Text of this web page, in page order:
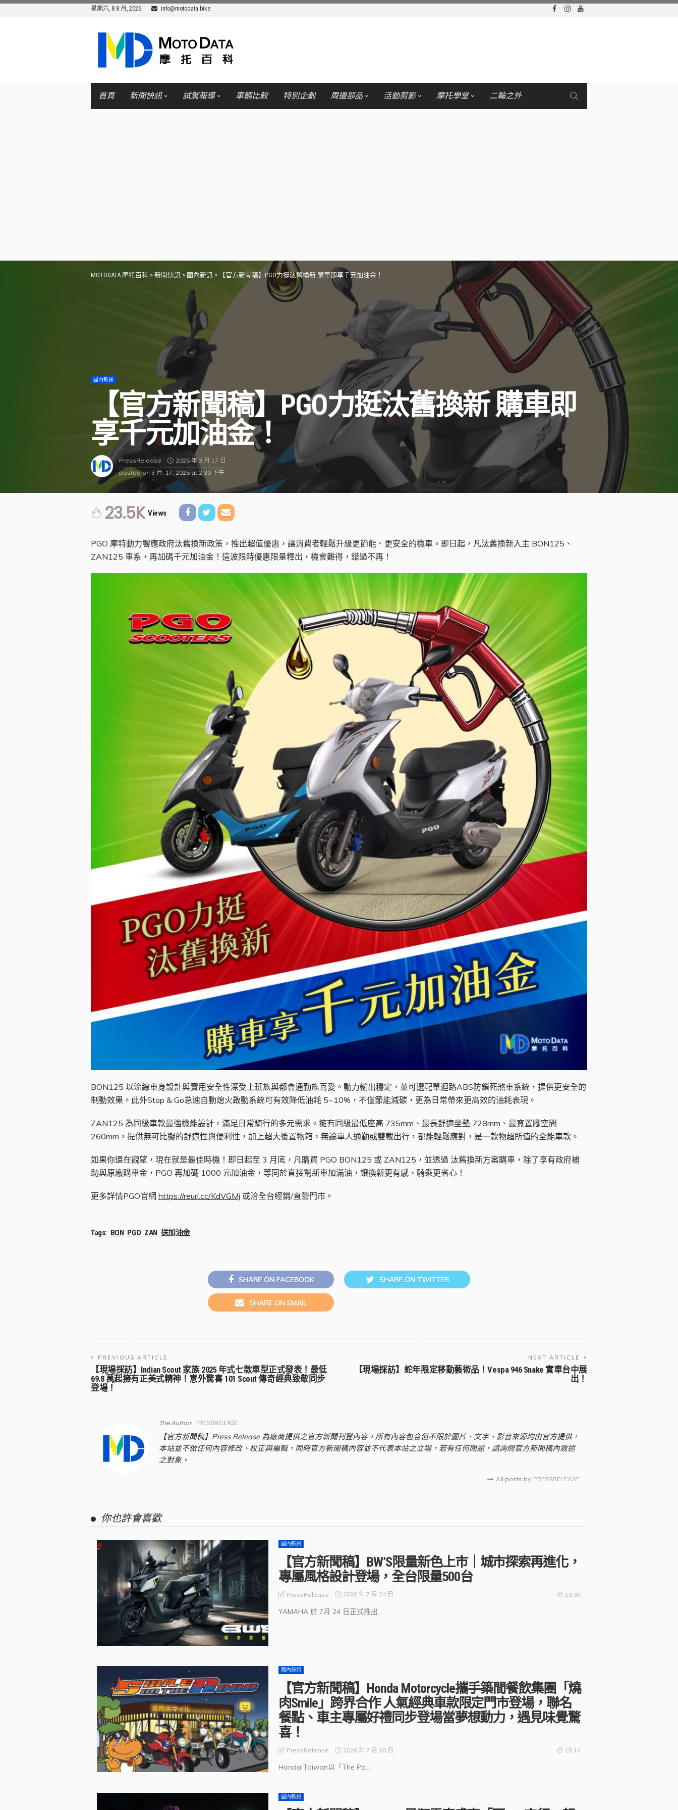
星期六, 8 8 月, 2026 info@motodata.bike
首頁 新聞快訊 試駕報導 車輛比較 特別企劃 周邊部品 活動剪影 摩托學堂 二輪之外
MOTODATA 摩托百科 > 新聞快訊 > 國內新訊 > 【官方新聞稿】PGO力挺汰舊換新 購車即享千元加油金！
國內新訊
【官方新聞稿】PGO力挺汰舊換新 購車即
享千元加油金！
PressRelease
2025 年 3 月 17 日
posted on 3 月. 17, 2025 at 2:30 下午
23.5K Views
PGO 摩特動力響應政府汰舊換新政策，推出超值優惠，讓消費者輕鬆升級更節能、更安全的機車。即日起，凡汰舊換新入主 BON125、
ZAN125 車系，再加碼千元加油金！這波限時優惠限量釋出，機會難得，錯過不再！
BON125 以流線車身設計與實用安全性深受上班族與都會通勤族喜愛。動力輸出穩定，並可選配單迴路ABS防鎖死煞車系統，提供更安全的
制動效果。此外Stop & Go怠速自動熄火啟動系統可有效降低油耗 5~10%，不僅節能減碳，更為日常帶來更高效的油耗表現。
ZAN125 為同級車款最強機能設計，滿足日常騎行的多元需求。擁有同級最低座高 735mm、最長舒適坐墊 728mm、最寬置腳空間
260mm，提供無可比擬的舒適性與便利性，加上超大後置物箱，無論單人通勤或雙載出行，都能輕鬆應對，是一款物超所值的全能車款。
如果你還在觀望，現在就是最佳時機！即日起至 3 月底，凡購買 PGO BON125 或 ZAN125，並透過 汰舊換新方案購車，除了享有政府補
助與原廠購車金，PGO 再加碼 1000 元加油金，等同於直接幫新車加滿油，讓換新更有感、騎乘更省心！
更多詳情PGO官網 https://reurl.cc/KdVGMj 或洽全台經銷/直營門市。
Tags: BON PGO ZAN 送加油金
SHARE ON FACEBOOK SHARE ON TWITTER
SHARE ON EMAIL
PREVIOUS ARTICLE
【現場採訪】Indian Scout 家族 2025 年式七款車型正式發表！最低
69.8 萬起擁有正美式精神！意外驚喜 101 Scout 傳奇經典致敬同步
登場！
NEXT ARTICLE
【現場採訪】蛇年限定移動藝術品！Vespa 946 Snake 實車台中展
出！
The Author PRESSRELEASE
【官方新聞稿】Press Release 為廠商提供之官方新聞刊登內容，所有內容包含但不限於圖片、文字、影音來源均由官方提供，
本站並不做任何內容修改、校正與編輯，同時官方新聞稿內容並不代表本站之立場，若有任何問題，請詢問官方新聞稿內敘述
之對象。
All posts by PRESSRELEASE
你也許會喜歡
國內新訊
【官方新聞稿】BW’S限量新色上市｜城市探索再進化，
專屬風格設計登場，全台限量500台
PressRelease 2026 年 7 月 24 日 10.3K
YAMAHA 於 7月 24 日正式推出...
國內新訊
【官方新聞稿】Honda Motorcycle攜手築間餐飲集團「燒
肉Smile」跨界合作 人氣經典車款限定門市登場，聯名
餐點、車主專屬好禮同步登場當夢想動力，遇見味覺驚
喜！
PressRelease 2026 年 7 月 20 日 15.1K
Honda Taiwan以「The Po...
國內新訊